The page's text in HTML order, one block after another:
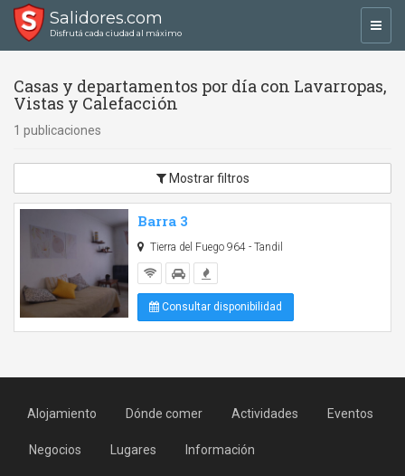
Salidores.com
Disfrutá cada ciudad al máximo
Casas y departamentos por día con Lavarropas,
Vistas y Calefacción
1 publicaciones
Mostrar filtros
Barra 3
Tierra del Fuego 964 - Tandil
Consultar disponibilidad
Alojamiento Dónde comer Actividades Eventos
Negocios Lugares Información